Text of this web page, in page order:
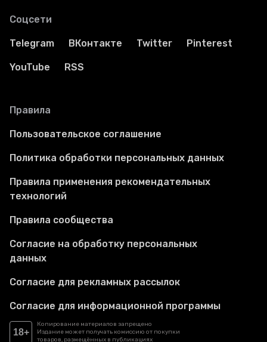
Соцсети
Telegram ВКонтакте Twitter Pinterest
YouTube RSS
Правила
Пользовательское соглашение
Политика обработки персональных данных
Правила применения рекомендательных
технологий
Правила сообщества
Согласие на обработку персональных
данных
Согласие для рекламных рассылок
Согласие для информационной программы
18+
Копирование материалов запрещено
Издание может получать комиссию от покупки
товаров, размещённых в публикациях